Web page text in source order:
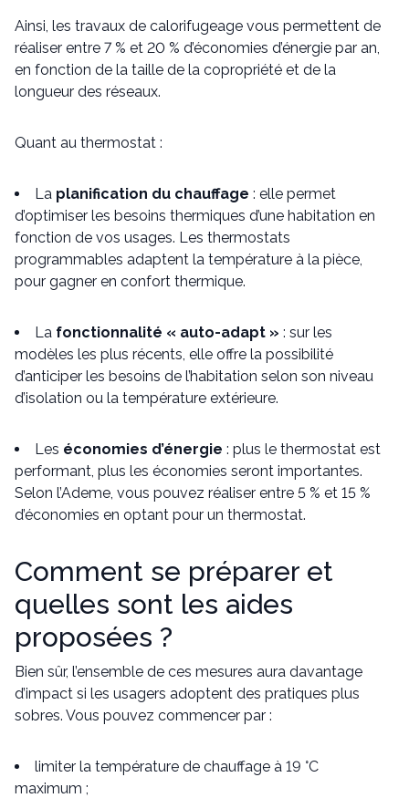
Ainsi, les travaux de calorifugeage vous permettent de
réaliser entre 7 % et 20 % d’économies d’énergie par an,
en fonction de la taille de la copropriété et de la
longueur des réseaux.
Quant au thermostat :
La planification du chauffage : elle permet
d’optimiser les besoins thermiques d’une habitation en
fonction de vos usages. Les thermostats
programmables adaptent la température à la pièce,
pour gagner en confort thermique.
La fonctionnalité « auto-adapt » : sur les
modèles les plus récents, elle offre la possibilité
d’anticiper les besoins de l’habitation selon son niveau
d’isolation ou la température extérieure.
Les économies d’énergie : plus le thermostat est
performant, plus les économies seront importantes.
Selon l’Ademe, vous pouvez réaliser entre 5 % et 15 %
d’économies en optant pour un thermostat.
Comment se préparer et
quelles sont les aides
proposées ?
Bien sûr, l’ensemble de ces mesures aura davantage
d’impact si les usagers adoptent des pratiques plus
sobres. Vous pouvez commencer par :
limiter la température de chauffage à 19 °C
maximum ;